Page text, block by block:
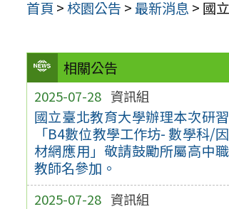
首頁 >校園公告 >最新消息 > 國
相關公告
2025-07-28 資訊組
國立臺北教育大學辦理本次研習
「B4數位教學工作坊- 數學科/因
材網應用」敬請鼓勵所屬高中職
教師名參加。
2025-07-28 資訊組